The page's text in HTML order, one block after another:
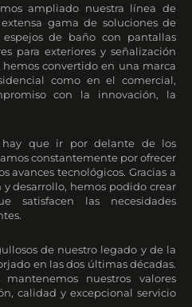
ampliado nuestra línea de
gama de soluciones de
de baño con pantallas
para exteriores y señalización
convertido en una marca
como en el comercial,
con la innovación, la
hay que ir por delante de los
constantemente por ofrecer
avances tecnológicos. Gracias a
desarrollo, hemos podido crear
satisfacen las necesidades
de nuestro legado y de la
en las dos últimas décadas.
nuestros valores
calidad y excepcional servicio